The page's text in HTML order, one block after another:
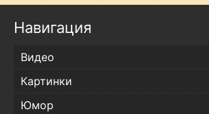
Навигация
Видео
Картинки
Юмор